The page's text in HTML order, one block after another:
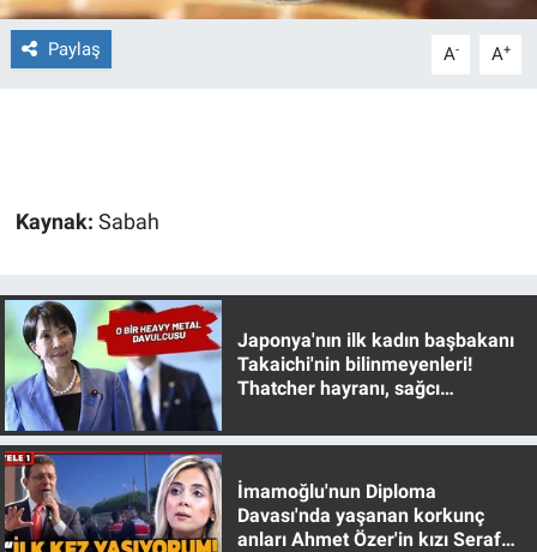
Paylaş A- A+
Kaynak: Sabah
Japonya'nın ilk kadın başbakanı
Takaichi'nin bilinmeyenleri!
Thatcher hayranı, sağcı
İmamoğlu'nun Diploma
Davası'nda yaşanan korkunç
anları Ahmet Özer'in kızı Seraf
Gün Başlıyor
Gündem Özel
Günün görüntüsü
Haber
İlan
Koronavirüs